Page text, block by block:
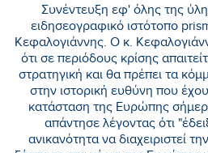
Συνέντευξη εφ' όλης της
ειδησεογραφικό ιστότοπο
Κεφαλογιάννης. Ο κ.
ότι σε περιόδους κρίσης
στρατηγική και θα πρέπει τα
στην ιστορική ευθύνη που
κατάσταση της Ευρώπης
απάντησε λέγοντας ότι
ανικανότητα να διαχειριστεί